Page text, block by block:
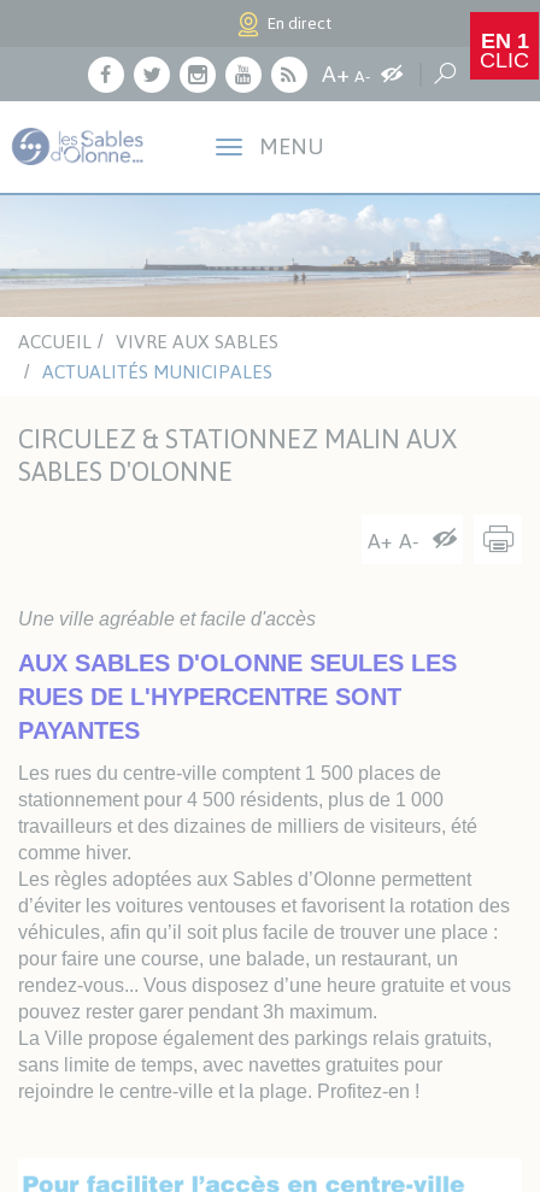
EN 1
CLIC
En direct
Facebook
TwitterInstagram
YoutubeRSSA+Agrandir le texte
A-Réduire le texte
Augmenter les
MENU
ACCUEIL
VIVRE AUX SABLES
ACTUALITÉS MUNICIPALES
CIRCULEZ & STATIONNEZ MALIN AUX
SABLES D'OLONNE
A+Agrandir le
A- Réduire le
Une ville agréable et facile d'accès
AUX SABLES D'OLONNE SEULES LES
RUES DE L'HYPERCENTRE SONT
PAYANTES
Les rues du centre-ville comptent 1 500 places de
stationnement pour 4 500 résidents, plus de 1 000
travailleurs et des dizaines de milliers de visiteurs, été
comme hiver.
Les règles adoptées aux Sables d’Olonne permettent
d’éviter les voitures ventouses et favorisent la rotation des
véhicules, afin qu’il soit plus facile de trouver une place :
pour faire une course, une balade, un restaurant, un
rendez-vous... Vous disposez d’une heure gratuite et vous
pouvez rester garer pendant 3h maximum.
La Ville propose également des parkings relais gratuits,
sans limite de temps, avec navettes gratuites pour
rejoindre le centre-ville et la plage. Profitez-en !
Panneau de gestion des cookies